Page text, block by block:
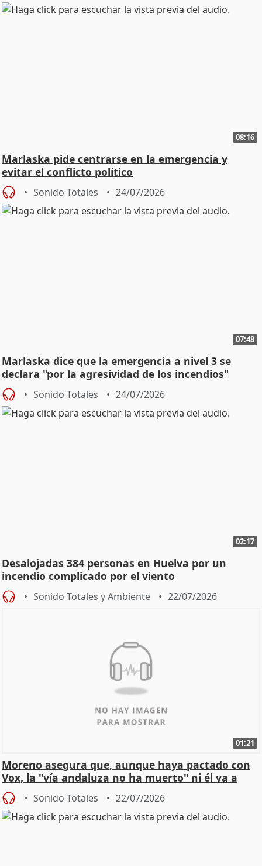
08:16
Marlaska pide centrarse en la emergencia y
evitar el conflicto político
Sonido Totales 24/07/2026
07:48
Marlaska dice que la emergencia a nivel 3 se
declara "por la agresividad de los incendios"
Sonido Totales 24/07/2026
02:17
Desalojadas 384 personas en Huelva por un
incendio complicado por el viento
Sonido Totales y Ambiente 22/07/2026
01:21
Moreno asegura que, aunque haya pactado con
Vox, la "vía andaluza no ha muerto" ni él va a
"cambiar"
Sonido Totales 22/07/2026